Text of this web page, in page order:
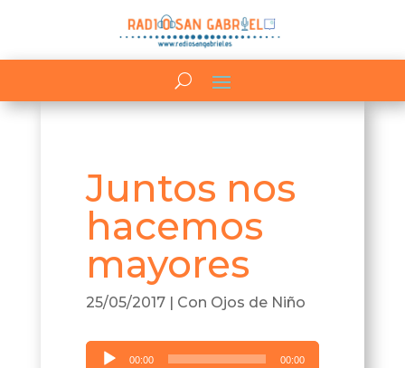
Juntos nos
hacemos
mayores
25/05/2017| Con Ojos de Niño
Reproductor
00:00 00:00